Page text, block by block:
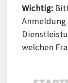
Wichtig:
welchen